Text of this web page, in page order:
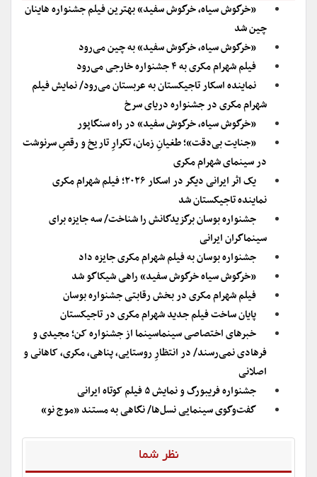
«خرگوش سیاه، خرگوش سفید» بهترین فیلم جشنواره هاینان
چین شد
«خرگوش سیاه، خرگوش سفید» به چین می‌رود
فیلم شهرام مکری به ۴ جشنواره خارجی می‌رود
نماینده اسکار تاجیکستان به عربستان می‌رود/ نمایش فیلم
شهرام مکری در جشنواره دریای سرخ
«خرگوش سیاه، خرگوش سفید» در راه سنگاپور
«جنایت بی‌دقت»؛ طغیانِ زمان، تکرارِ تاریخ و رقصِ سرنوشت
در سینمای شهرام مکری
یک اثر ایرانی دیگر در اسکار ۲۰۲۶؛ فیلم شهرام مکری
نماینده تاجیکستان شد
جشنواره بوسان برگزیدگانش را شناخت/ سه جایزه برای
سینماگران ایرانی
جشنواره بوسان به فیلم شهرام مکری جایزه داد
«خرگوش سیاه خرگوش سفید» راهی شیکاگو شد
فیلم شهرام مکری در بخش رقابتی جشنواره بوسان
پایان ساخت فیلم جدید شهرام مکری در تاجیکستان
خبرهای اختصاصی سینماسینما از جشنواره کن؛ مجیدی و
فرهادی نمی‌رسند/ در انتظارِ روستایی، پناهی، مکری، کاهانی و
اصلانی
جشنواره فریبورگ و نمایش ۵ فیلم کوتاه ایرانی
گفت‌وگوی سینمایی نسل‌ها/ نگاهی به مستند «موج نو»
نظر شما